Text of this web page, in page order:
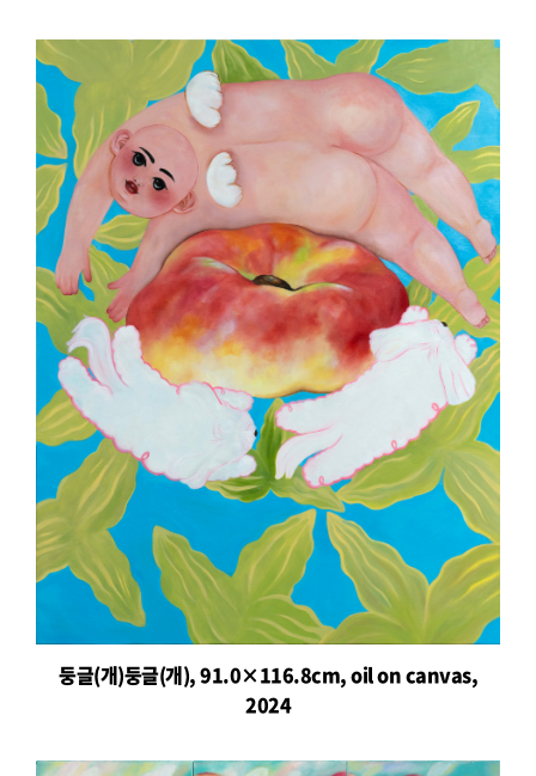
둥글(개)둥글(개), 91.0×116.8cm, oil on canvas,
2024